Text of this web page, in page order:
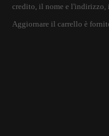
credito, il nome e l'indirizzo,
Aggiornare il carrello è